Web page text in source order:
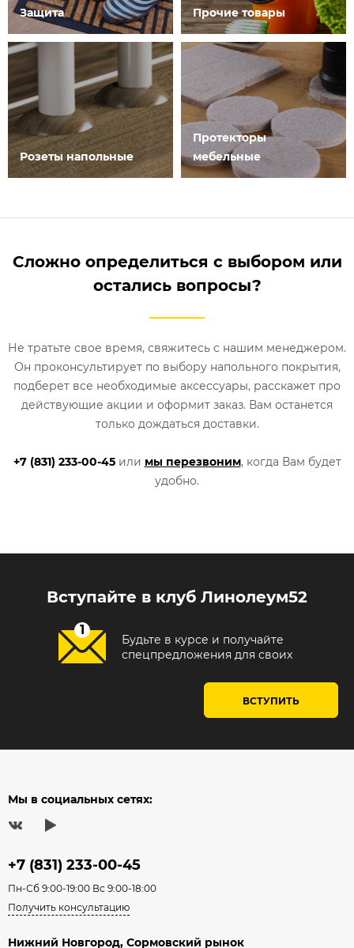
Защита Прочие товары
Розеты напольные
Протекторы
мебельные
Сложно определиться с выбором или
остались вопросы?
Не тратьте свое время, свяжитесь с нашим менеджером.
Он проконсультирует по выбору напольного покрытия,
подберет все необходимые аксессуары, расскажет про
действующие акции и оформит заказ. Вам останется
только дождаться доставки.
+7 (831) 233-00-45или мы перезвоним, когда Вам будет
удобно.
Вступайте в клуб Линолеум52
Будьте в курсе и получайте
спецпредложения для своих
ВСТУПИТЬ
Мы в социальных сетях:
+7 (831) 233-00-45
Пн-Сб 9:00-19:00 Вс 9:00-18:00
Получить консультацию
Нижний Новгород, Сормовский рынок